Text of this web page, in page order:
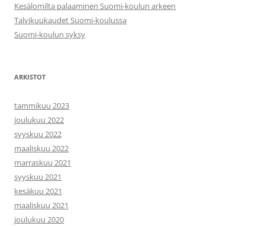
Kesälomilta palaaminen Suomi-koulun arkeen
Talvikuukaudet Suomi-koulussa
Suomi-koulun syksy
ARKISTOT
tammikuu 2023
joulukuu 2022
syyskuu 2022
maaliskuu 2022
marraskuu 2021
syyskuu 2021
kesäkuu 2021
maaliskuu 2021
joulukuu 2020